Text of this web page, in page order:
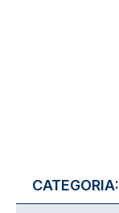
CATEGORIA: